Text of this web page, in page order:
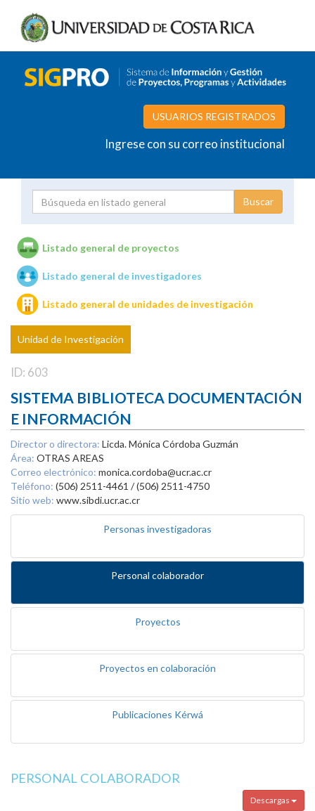
USUARIOS REGISTRADOS
Ingrese con su correo institucional
Unidades de investigación
Listado general de proyectos
Listado general de investigadores
Listado general de unidades de investigación
Unidad de Investigación
ID: 603
SISTEMA BIBLIOTECA DOCUMENTACIÓN
E INFORMACIÓN
Director o directora: Licda. Mónica Córdoba Guzmán
Área: OTRAS AREAS
Correo electrónico: monica.cordoba@ucr.ac.cr
Teléfono: (506) 2511-4461 / (506) 2511-4750
Sitio web: www.sibdi.ucr.ac.cr
Personas investigadoras
Personal colaborador
Proyectos
Proyectos en colaboración
Publicaciones Kérwá
PERSONAL COLABORADOR
Descargas